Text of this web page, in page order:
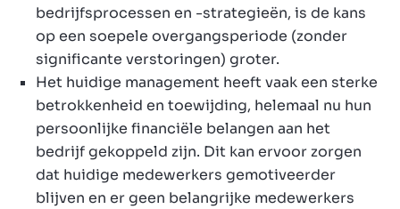
bedrijfsprocessen en -strategieën, is de kans
op een soepele overgangsperiode (zonder
significante verstoringen) groter.
Het huidige management heeft vaak een sterke
betrokkenheid en toewijding, helemaal nu hun
persoonlijke financiële belangen aan het
bedrijf gekoppeld zijn. Dit kan ervoor zorgen
dat huidige medewerkers gemotiveerder
blijven en er geen belangrijke medewerkers